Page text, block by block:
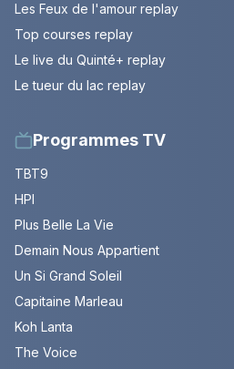
Les Feux de l'amour replay
Top courses replay
Le live du Quinté+ replay
Le tueur du lac replay
Programmes TV
TBT9
HPI
Plus Belle La Vie
Demain Nous Appartient
Un Si Grand Soleil
Capitaine Marleau
Koh Lanta
The Voice